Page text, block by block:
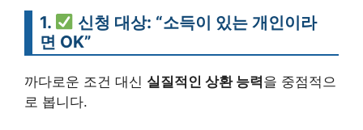
1.
신청 대상: “소득이 있는 개인이라
면 OK”
까다로운 조건 대신 실질적인 상환 능력을 중점적으
로 봅니다.